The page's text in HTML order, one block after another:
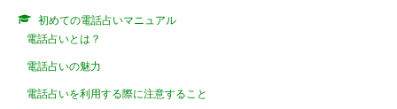
初めての電話占いマニュアル
電話占いとは？
電話占いの魅力
電話占いを利用する際に注意すること